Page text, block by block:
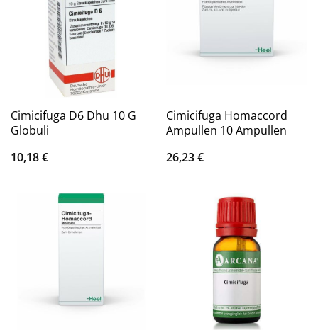
Cimicifuga D6 Dhu 10 G
Globuli
10,18€
Cimicifuga Homaccord
Ampullen 10 Ampullen
26,23€